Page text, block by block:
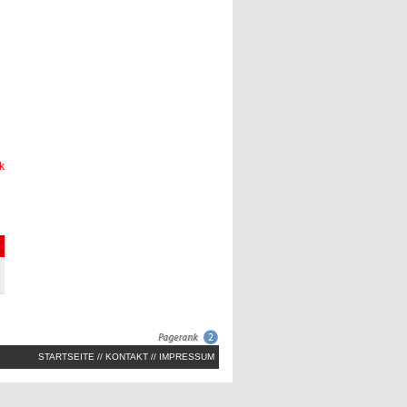
// IMPRESSUM
// KONTAKT
STARTSEITE